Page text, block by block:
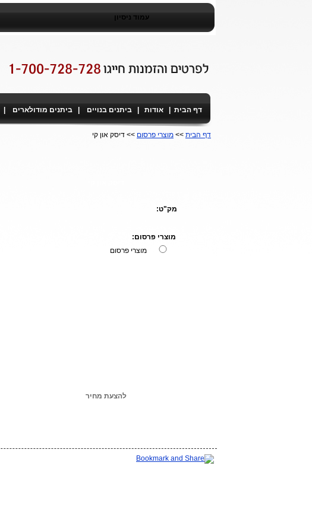
עמוד ניסיון
דף הבית אודות ביתנים בנויים ביתנים מודולארים
דף הבית >> מוצרי פרסום >> דיסק און קי
מק"ט:
מוצרי פרסום:
מוצרי פרסום
להצעת מחיר